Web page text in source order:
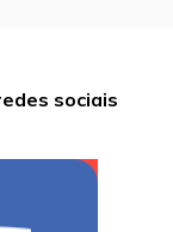
sociais